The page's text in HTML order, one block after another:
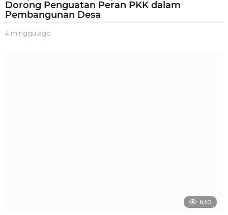
Dorong Penguatan Peran PKK dalam
Pembangunan Desa
4 minggu ago
630